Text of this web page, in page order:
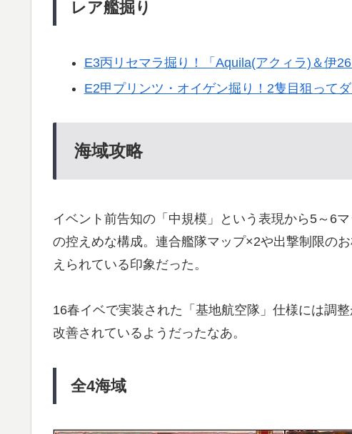
レア艦掘り
E3丙リセマラ掘り！「Aquila(アクィラ)＆伊
E2甲プリンツ・オイゲン掘り！2隻目狙ってダ
海域攻略
イベント前告知の「中規模」という表現から5～6
の控えめな構成。連合艦隊マップ×2や出撃制限の
えられている印象だった。
16春イベで実装された「基地航空隊」仕様には調
改善されているようだったなあ。
全4海域